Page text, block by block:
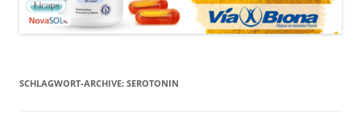
SCHLAGWORT-ARCHIVE: SEROTONIN